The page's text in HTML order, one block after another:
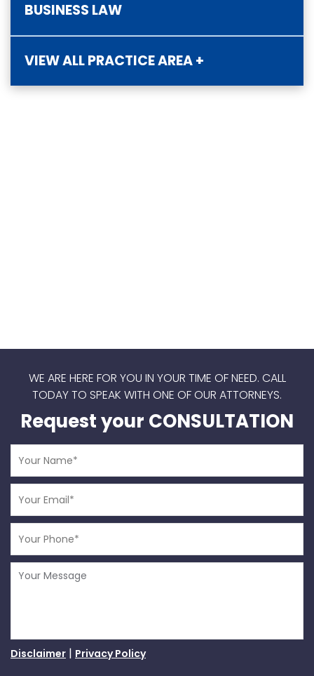
BUSINESS LAW
VIEW ALL PRACTICE AREA +
WE ARE HERE FOR YOU IN YOUR TIME OF NEED. CALL
TODAY TO SPEAK WITH ONE OF OUR ATTORNEYS.
Request your CONSULTATION
Disclaimer | Privacy Policy